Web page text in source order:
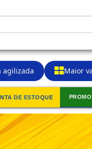
agilizada Maior
DE ESTOQUE